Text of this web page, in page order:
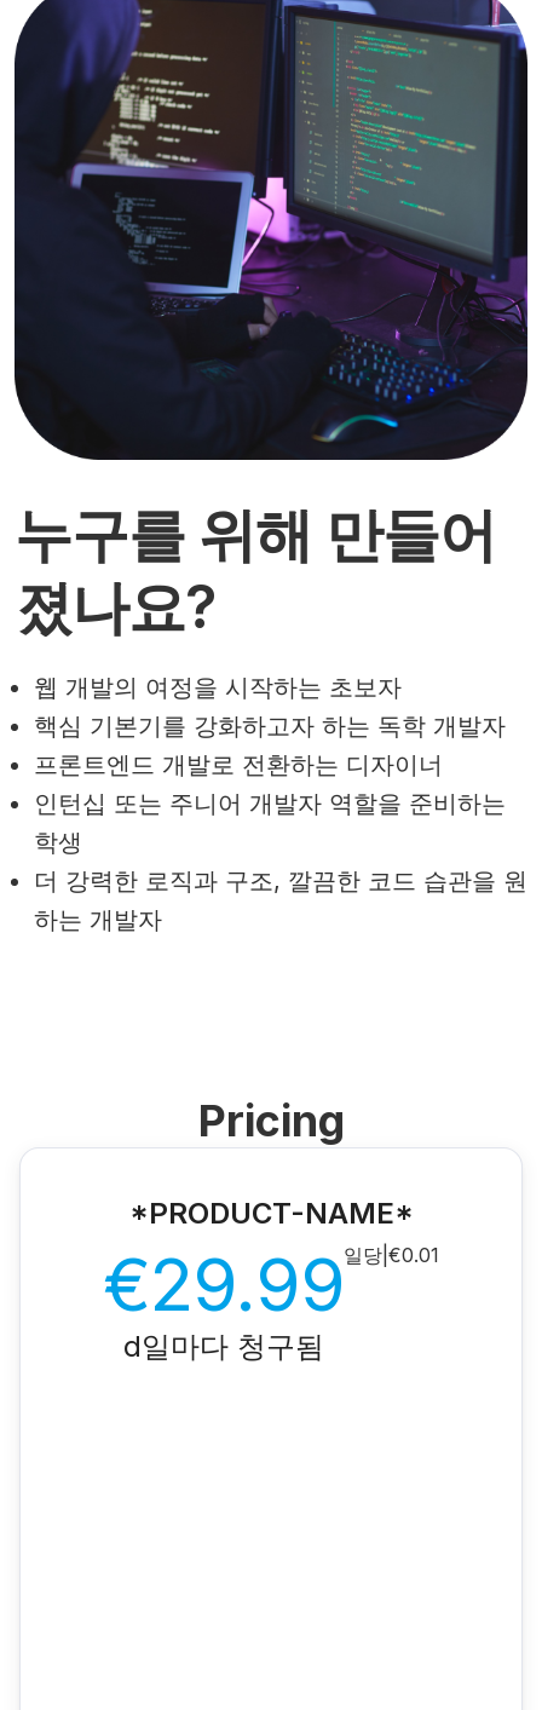
누구를 위해 만들어
졌나요?
웹 개발의 여정을 시작하는 초보자
핵심 기본기를 강화하고자 하는 독학 개발자
프론트엔드 개발로 전환하는 디자이너
인턴십 또는 주니어 개발자 역할을 준비하는
학생
더 강력한 로직과 구조, 깔끔한 코드 습관을 원
하는 개발자
Pricing
*PRODUCT-NAME*
€29.99
d일마다 청구됨
일당 |€0.01